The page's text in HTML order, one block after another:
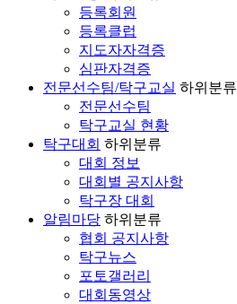
등록회원
등록클럽
지도자자격증
심판자격증
전문선수팀/탁구교실 하위분류
전문선수팀
탁구교실 현황
탁구대회 하위분류
대회 정보
대회별 공지사항
탁구장 대회
알림마당 하위분류
협회 공지사항
탁구뉴스
포토갤러리
대회동영상